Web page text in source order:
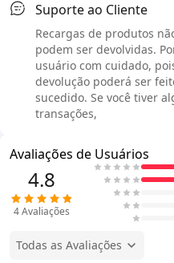
Suporte ao Cliente
Recargas de produtos
podem ser devolvidas.
usuário com cuidado,
devolução poderá ser
sucedido. Se você tiver
transações,
Avaliações de Usuários
4.8
4Avaliações
Todas as Avaliações